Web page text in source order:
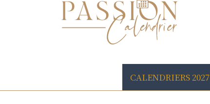
CALENDRIERS 2027